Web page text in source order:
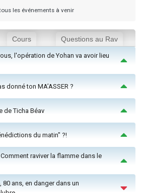
les événements à venir
Cours Questions au Rav
l'opération de Yohan va avoir lieu
donné ton MA’ASSER ?
de Ticha Béav
du matin" ?!
raviver la flamme dans le
80 ans, en danger dans un